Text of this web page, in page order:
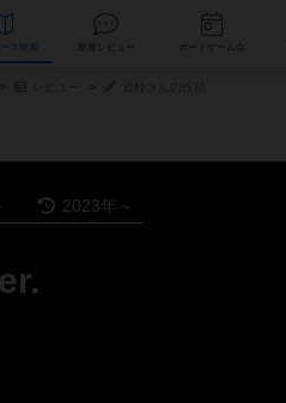
データベース
2023年～